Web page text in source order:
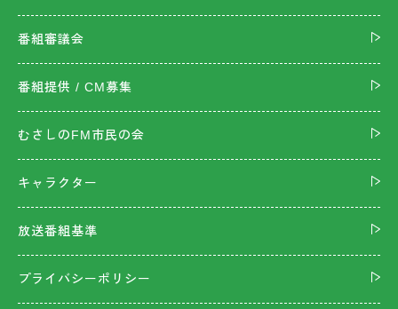
番組審議会
番組提供 / CM募集
むさしのFM市民の会
キャラクター
放送番組基準
プライバシーポリシー